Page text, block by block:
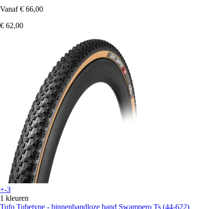
Vanaf € 66,00
€ 62,00
+-3
1 kleuren
Tufo Tubetype - binnenbandloze band Swampero Ts (44-622)